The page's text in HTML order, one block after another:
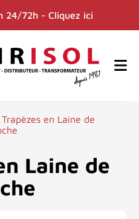
24/72h - Cliquez ici
Trapèzes en Laine de
Laine de